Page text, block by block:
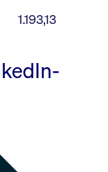
1.193,13